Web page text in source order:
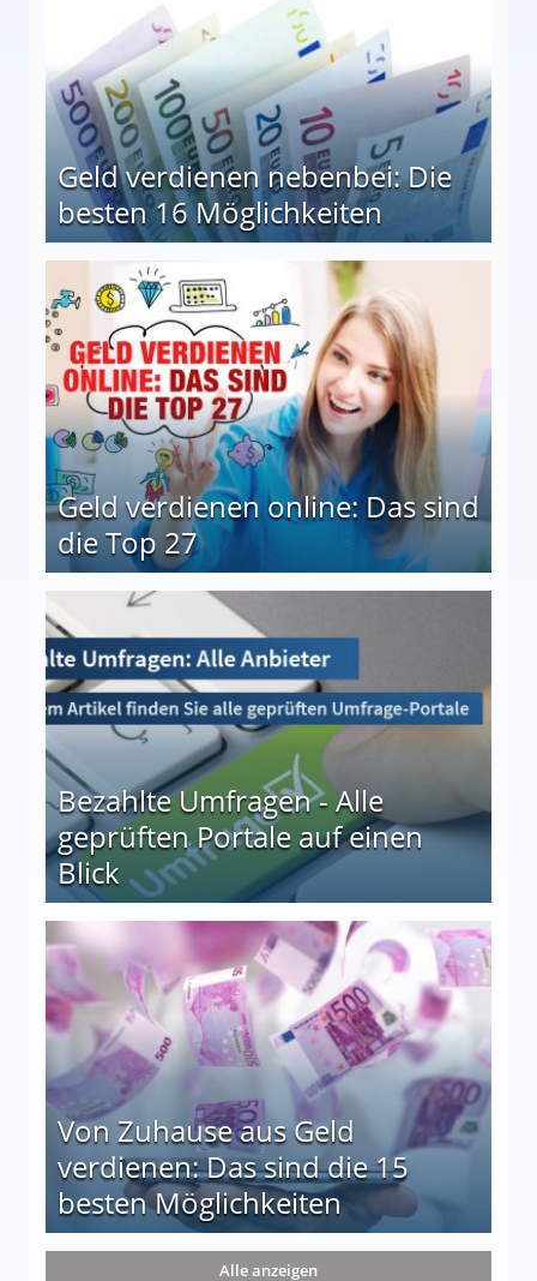
Geld verdienen nebenbei: Die
besten 16 Möglichkeiten
Geld verdienen online: Das sind
die Top 27
Bezahlte Umfragen - Alle
geprüften Portale auf einen
Blick
auf einen Blick
Von Zuhause aus Geld
verdienen: Das sind die 15
besten Möglichkeiten
die 15 besten Möglichkeiten
Alle anzeigen